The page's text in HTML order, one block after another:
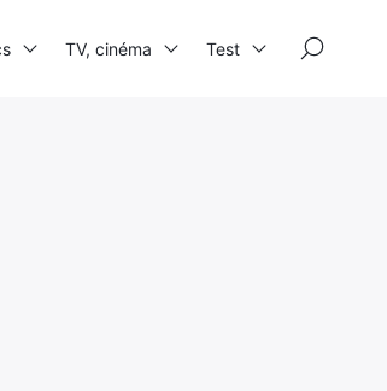
TV, cinéma Test